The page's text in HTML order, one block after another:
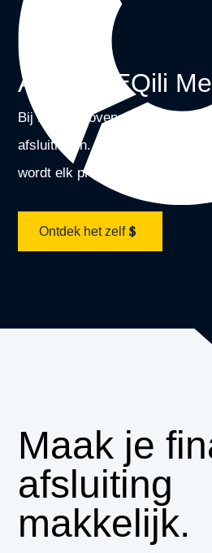
AI in de EQili
Bij EQili geloven we in
afsluitingen. Met hulp van AI in
wordt elk proces nog
Ontdek het zelf
Maak je
afsluiting
makkelijk.